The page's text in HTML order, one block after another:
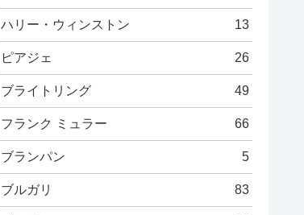
ハリー・ウィンストン 13
ピアジェ 26
ブライトリング 49
フランク ミュラー 66
ブランパン 5
ブルガリ 83